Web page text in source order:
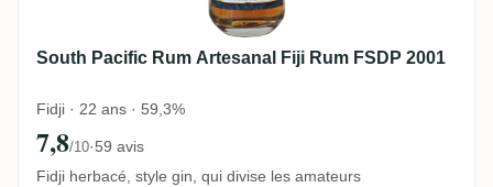
South Pacific Rum Artesanal Fiji Rum FSDP 2001
Fidji · 22 ans · 59,3%
7,8/10·59 avis
Fidji herbacé, style gin, qui divise les amateurs